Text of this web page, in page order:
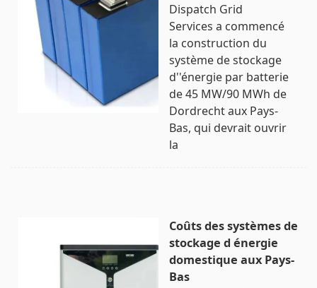
Dispatch Grid
Services a commencé
la construction du
système de stockage
d''énergie par batterie
de 45 MW/90 MWh de
Dordrecht aux Pays-
Bas, qui devrait ouvrir
la
Coûts des systèmes de
stockage d énergie
domestique aux Pays-
Bas